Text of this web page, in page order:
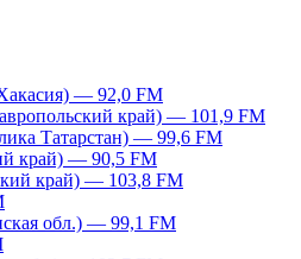
— 92,0 FM
край) — 101,9 FM
Татарстан) — 99,6 FM
край) — 90,5 FM
край) — 103,8 FM
обл.) — 99,1 FM